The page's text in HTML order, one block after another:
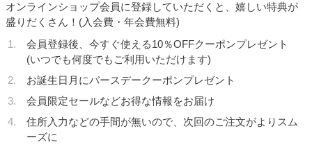
オンラインショップ会員に登録していただくと、嬉しい特典が
盛りだくさん！(入会費・年会費無料)
会員登録後、今すぐ使える10％OFFクーポンプレゼント
(いつでも何度でもご利用いただけます)
お誕生日月にバースデークーポンプレゼント
会員限定セールなどお得な情報をお届け
住所入力などの手間が無いので、次回のご注文がよりスム
ーズに